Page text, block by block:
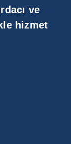
ve
hizmet